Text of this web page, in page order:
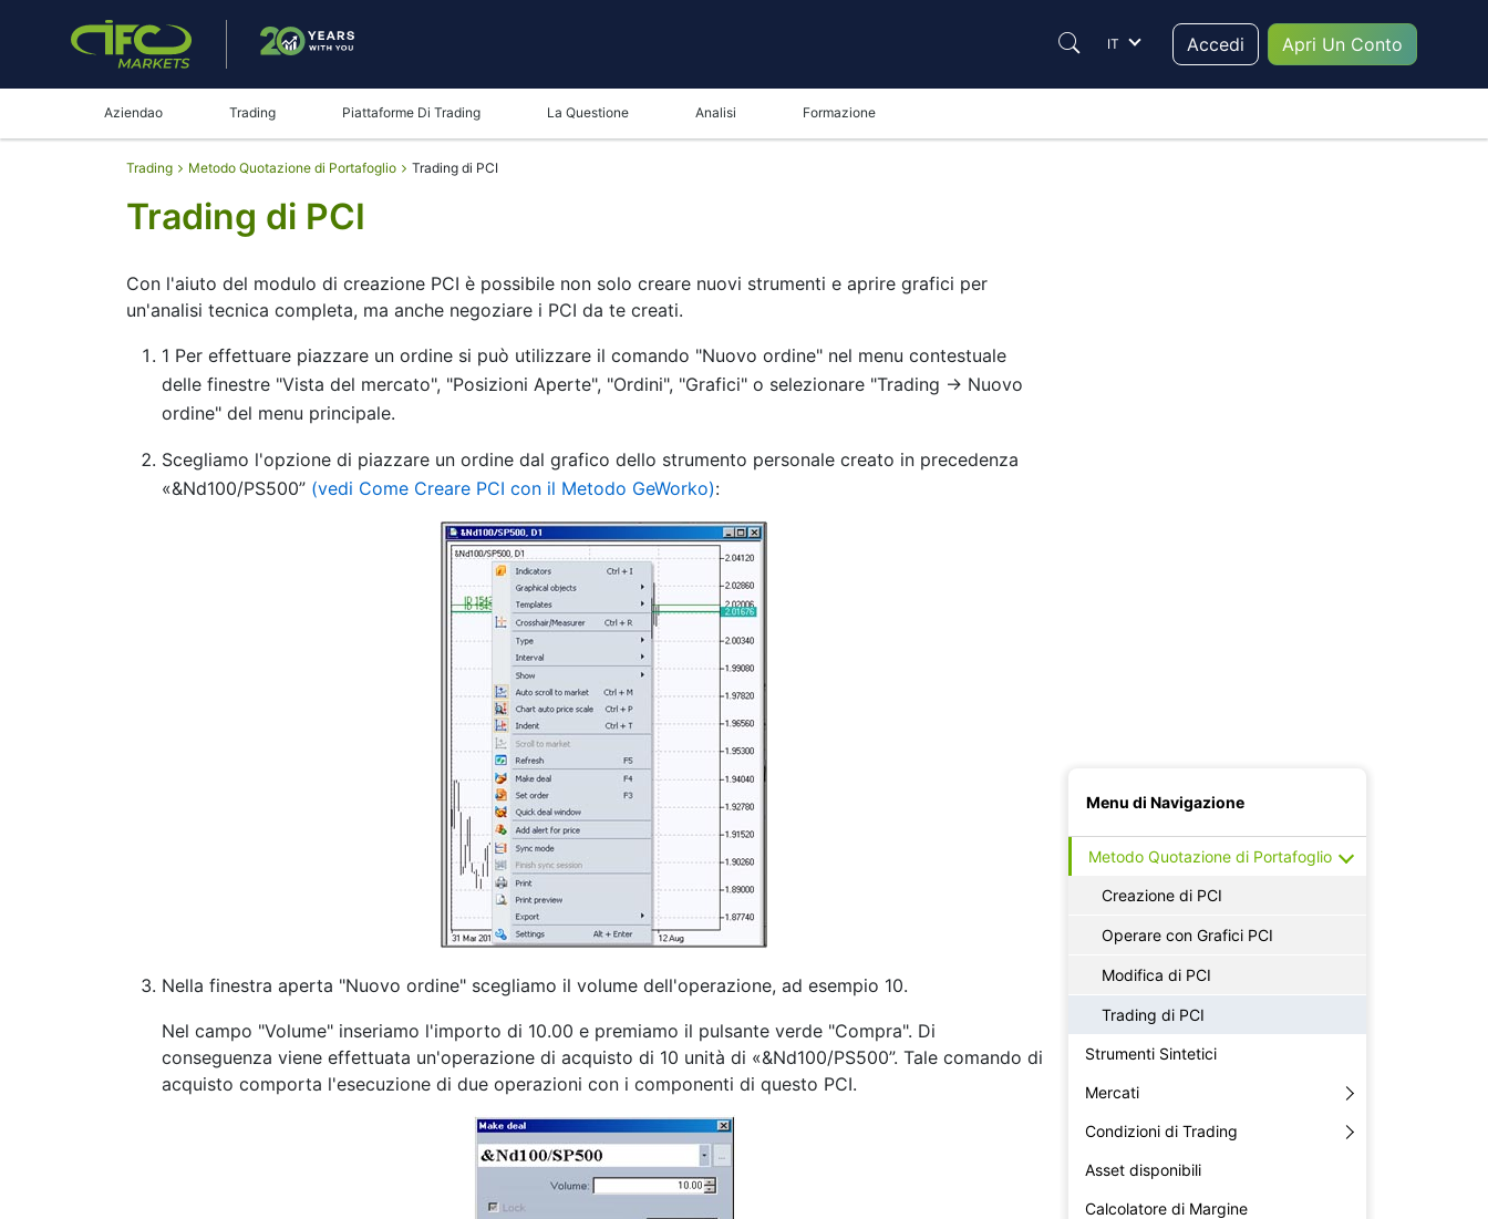
IT Accedi Apri Un Conto
Aziendao Trading Piattaforme Di Trading La Questione Analisi Formazione
Trading Metodo Quotazione di Portafoglio Trading di PCI
Trading di PCI
Con l'aiuto del modulo di creazione PCI è possibile non solo creare nuovi strumenti e aprire grafici per
un'analisi tecnica completa, ma anche negoziare i PCI da te creati.
1 Per effettuare piazzare un ordine si può utilizzare il comando "Nuovo ordine" nel menu contestuale
delle finestre "Vista del mercato", "Posizioni Aperte", "Ordini", "Grafici" o selezionare "Trading -> Nuovo
ordine" del menu principale.
Scegliamo l'opzione di piazzare un ordine dal grafico dello strumento personale creato in precedenza
«&Nd100/PS500” (vedi Come Creare PCI con il Metodo GeWorko):
Nella finestra aperta "Nuovo ordine" scegliamo il volume dell'operazione, ad esempio 10.
Nel campo "Volume" inseriamo l'importo di 10.00 e premiamo il pulsante verde "Compra". Di
conseguenza viene effettuata un'operazione di acquisto di 10 unità di «&Nd100/PS500”. Tale comando di
acquisto comporta l'esecuzione di due operazioni con i componenti di questo PCI.
Menu di Navigazione
Metodo Quotazione di Portafoglio
Creazione di PCI
Operare con Grafici PCI
Modifica di PCI
Trading di PCI
Strumenti Sintetici
Mercati
Condizioni di Trading
Asset disponibili
Calcolatore di Margine